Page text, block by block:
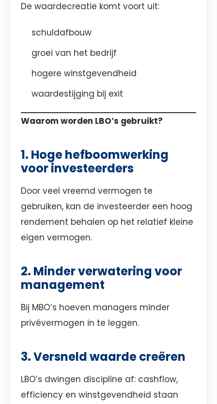
De waardecreatie komt voort uit:
schuldafbouw
groei van het bedrijf
hogere winstgevendheid
waardestijging bij exit
Waarom worden LBO’s gebruikt?
1. Hoge hefboomwerking
voor investeerders
Door veel vreemd vermogen te
gebruiken, kan de investeerder een hoog
rendement behalen op het relatief kleine
eigen vermogen.
2. Minder verwatering voor
management
Bij MBO’s hoeven managers minder
privévermogen in te leggen.
3. Versneld waarde creëren
LBO’s dwingen discipline af: cashflow,
efficiency en winstgevendheid staan